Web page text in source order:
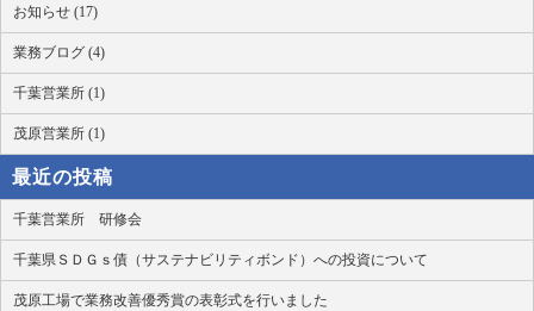
お知らせ (17)
業務ブログ (4)
千葉営業所 (1)
茂原営業所 (1)
最近の投稿
千葉営業所 研修会
千葉県ＳＤＧｓ債（サステナビリティボンド）への投資について
茂原工場で業務改善優秀賞の表彰式を行いました